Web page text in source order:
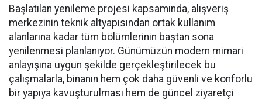
Başlatılan yenileme projesi kapsamında, alışveriş
merkezinin teknik altyapısından ortak kullanım
alanlarına kadar tüm bölümlerinin baştan sona
yenilenmesi planlanıyor. Günümüzün modern mimari
anlayışına uygun şekilde gerçekleştirilecek bu
çalışmalarla, binanın hem çok daha güvenli ve konforlu
bir yapıya kavuşturulması hem de güncel ziyaretçi